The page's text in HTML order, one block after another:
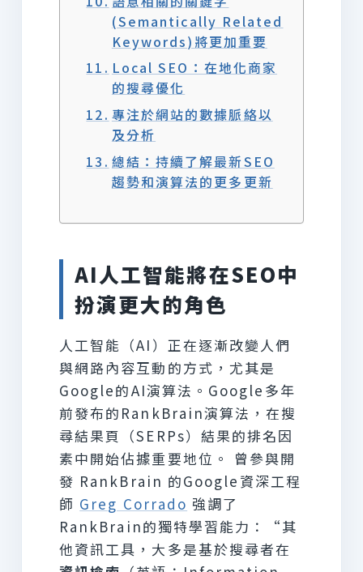
(Semantically Related
Keywords)將更加重要
Local SEO：在地化商家
的搜尋優化
專注於網站的數據脈絡以
及分析
總結：持續了解最新SEO
趨勢和演算法的更多更新
AI人工智能將在SEO中
扮演更大的角色
人工智能（AI）正在逐漸改變人們
與網路內容互動的方式，尤其是
Google的AI演算法。Google多年
前發布的RankBrain演算法，在搜
尋結果頁（SERPs）結果的排名因
素中開始佔據重要地位。 曾參與開
發 RankBrain 的Google資深工程
師 Greg Corrado 強調了
RankBrain的獨特學習能力：“其
他資訊工具，大多是基於搜尋者在